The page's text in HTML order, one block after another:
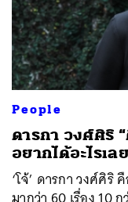
People
ดารกา วงศ์ศิริ
อยากได้อะไรเ
‘โจ้’ ดารกา วงศ์ศิ